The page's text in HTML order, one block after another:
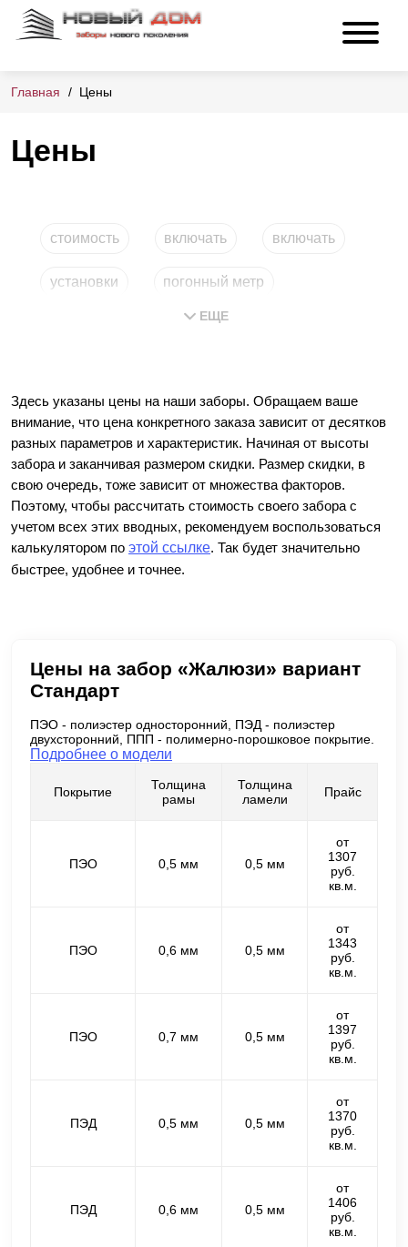
Главная Цены
Цены
стоимость включать включать
установки погонный метр
ЕЩЕ
Здесь указаны цены на наши заборы. Обращаем ваше
внимание, что цена конкретного заказа зависит от десятков
разных параметров и характеристик. Начиная от высоты
забора и заканчивая размером скидки. Размер скидки, в
свою очередь, тоже зависит от множества факторов.
Поэтому, чтобы рассчитать стоимость своего забора с
учетом всех этих вводных, рекомендуем воспользоваться
калькулятором по этой ссылке. Так будет значительно
быстрее, удобнее и точнее.
Цены на забор «Жалюзи» вариант
Стандарт
ПЭО - полиэстер односторонний, ПЭД - полиэстер
двухсторонний, ППП - полимерно-порошковое покрытие.
Подробнее о модели
Покрытие
Толщина
рамы
Толщина
ламели
Прайс
ПЭО 0,5 мм 0,5 мм
от
1307
руб.
кв.м.
ПЭО 0,6 мм 0,5 мм
от
1343
руб.
кв.м.
ПЭО 0,7 мм 0,5 мм
от
1397
руб.
кв.м.
ПЭД 0,5 мм 0,5 мм
от
1370
руб.
кв.м.
ПЭД 0,6 мм 0,5 мм
от
1406
руб.
кв.м.